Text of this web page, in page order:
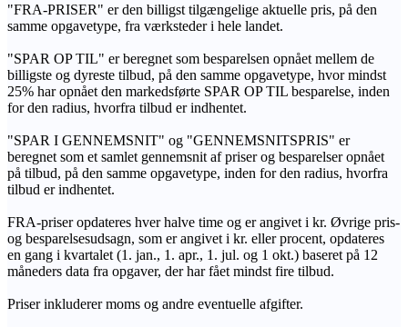
"FRA-PRISER" er den billigst tilgængelige aktuelle pris, på den
samme opgavetype, fra værksteder i hele landet.
"SPAR OP TIL" er beregnet som besparelsen opnået mellem de
billigste og dyreste tilbud, på den samme opgavetype, hvor mindst
25% har opnået den markedsførte SPAR OP TIL besparelse, inden
for den radius, hvorfra tilbud er indhentet.
"SPAR I GENNEMSNIT" og "GENNEMSNITSPRIS" er
beregnet som et samlet gennemsnit af priser og besparelser opnået
på tilbud, på den samme opgavetype, inden for den radius, hvorfra
tilbud er indhentet.
FRA-priser opdateres hver halve time og er angivet i kr. Øvrige pris-
og besparelsesudsagn, som er angivet i kr. eller procent, opdateres
en gang i kvartalet (1. jan., 1. apr., 1. jul. og 1 okt.) baseret på 12
måneders data fra opgaver, der har fået mindst fire tilbud.
Priser inkluderer moms og andre eventuelle afgifter.